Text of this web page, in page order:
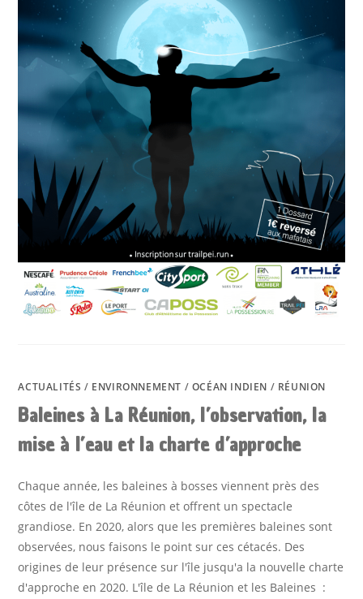
ACTUALITÉS / ENVIRONNEMENT / OCÉAN INDIEN / RÉUNION
Baleines à La Réunion, l’observation, la
mise à l’eau et la charte d’approche
Chaque année, les baleines à bosses viennent près des
côtes de l'île de La Réunion et offrent un spectacle
grandiose. En 2020, alors que les premières baleines sont
observées, nous faisons le point sur ces cétacés. Des
origines de leur présence sur l'île jusqu'a la nouvelle charte
d'approche en 2020. L'île de La Réunion et les Baleines :